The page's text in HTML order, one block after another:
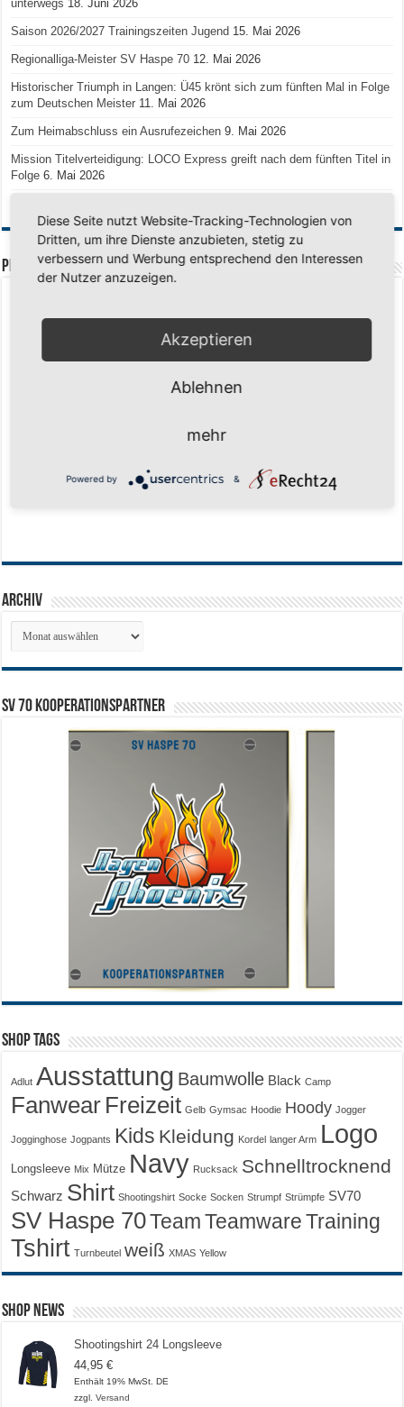
unterwegs 18. Juni 2026
Saison 2026/2027 Trainingszeiten Jugend 15. Mai 2026
Regionalliga-Meister SV Haspe 70 12. Mai 2026
Historischer Triumph in Langen: Ü45 krönt sich zum fünften Mal in Folge
zum Deutschen Meister 11. Mai 2026
Zum Heimabschluss ein Ausrufezeichen 9. Mai 2026
Mission Titelverteidigung: LOCO Express greift nach dem fünften Titel in
Folge 6. Mai 2026
PREMIUMPARTNER
Archiv
Archiv
SV 70 Kooperationspartner
Shop Tags
Adlut Ausstattung Baumwolle Black Camp
Fanwear Freizeit Gelb Gymsac Hoodie Hoody Jogger
Jogginghose Jogpants Kids Kleidung Kordel langer Arm Logo
Longsleeve Mix Mütze Navy Rucksack Schnelltrocknend
Schwarz Shirt Shootingshirt Socke Socken Strumpf Strümpfe SV70
SV Haspe 70Team Teamware Training
Tshirt Turnbeutel weiß XMAS Yellow
Shop News
Shootingshirt 24 Longsleeve
44,95€
Enthält 19% MwSt. DE
zzgl.Versand
Diese Seite nutzt Website-Tracking-Technologien von
Dritten, um ihre Dienste anzubieten, stetig zu
verbessern und Werbung entsprechend den Interessen
der Nutzer anzuzeigen.
Akzeptieren
Ablehnen
mehr
Powered by &